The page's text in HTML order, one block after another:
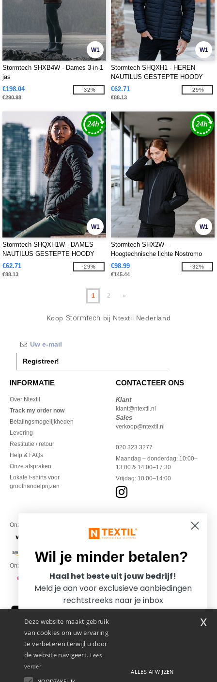
W1
Stormtech SHXB4W - Dames 3-in-1
jas
€198.04
€290.98
-32%
W1
Stormtech SHQXH1 - HEREN
NAUTILUS GESTEPTE HOODY
€62.71
€88.13
-29%
W1
Stormtech SHQXH1W - DAMES
NAUTILUS GESTEPTE HOODY
€62.71
€88.13
-29%
W1
Stormtech SHX2W -
Hoogtechnische lichte Nostromo
Thermal Shell
€98.99
€145.44
-32%
1 2 »
Koop Stormtech bij Ntextil Nederland
Registreer!
INFORMATIE
Over Ntextil
Track my order now
Betalingsmogelijkheden
Levering
Restitutie / retour
Help & FAQs
Onze afspraken
Lokale t-shirts voor
groothandelprijzen
CONTACTEER ONS
Klant
klant@ntextil.nl
Sales
verkoop@ntextil.nl
020 323 3277
Maandag – donderdag: 10:00–
13:00 & 14:00–17:30
Vrijdag: 10:00–14:00
Onze financiële partners
Onze transporteurs
Deze website maakt gebruik
van cookies om uw ervaring
te verbeteren terwijl u door
de website navigeert. Lees
verder
ALLES AFWIJZEN
x
Wil je minder betalen?
Haal het beste uit jouw bedrijf!
Meld je aan voor exclusieve aanbiedingen
rechtstreeks naar je inbox